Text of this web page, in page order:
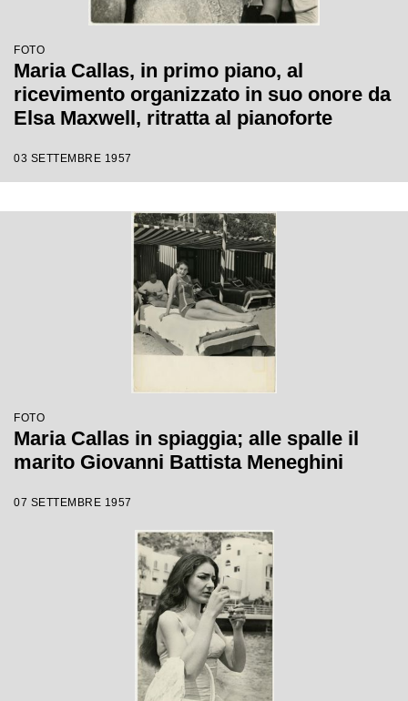
FOTO
Maria Callas, in primo piano, al
ricevimento organizzato in suo onore da
Elsa Maxwell, ritratta al pianoforte
03 SETTEMBRE 1957
FOTO
Maria Callas in spiaggia; alle spalle il
marito Giovanni Battista Meneghini
07 SETTEMBRE 1957